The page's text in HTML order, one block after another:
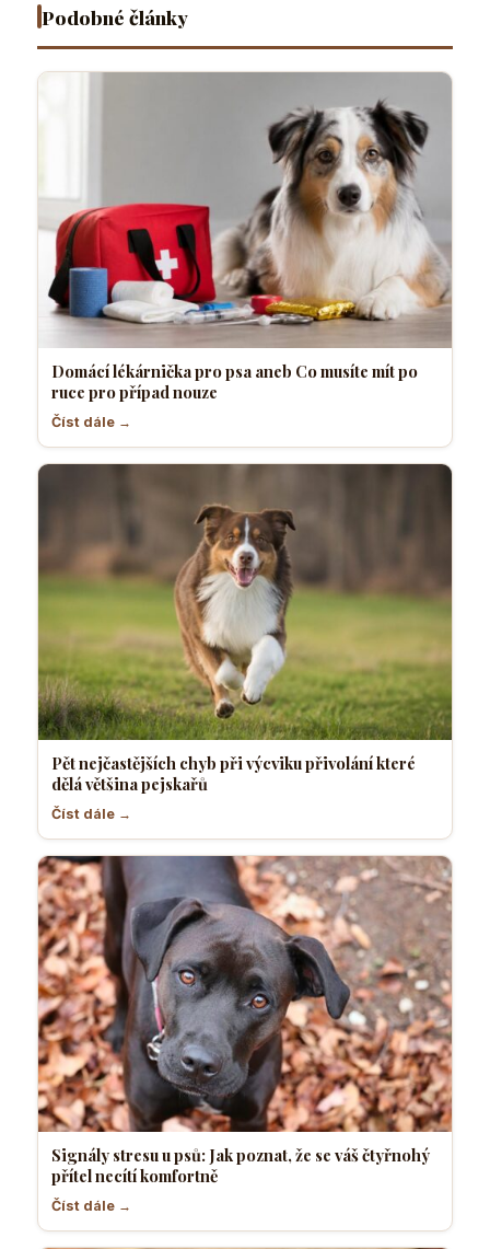
nouze
Podobné články
Domácí lékárnička pro psa aneb Co musíte mít po
ruce pro případ nouze
Číst dále →
Pět nejčastějších chyb při výcviku přivolání které
dělá většina pejskařů
Číst dále →
Signály stresu u psů: Jak poznat, že se váš čtyřnohý
přítel necítí komfortně
Číst dále →